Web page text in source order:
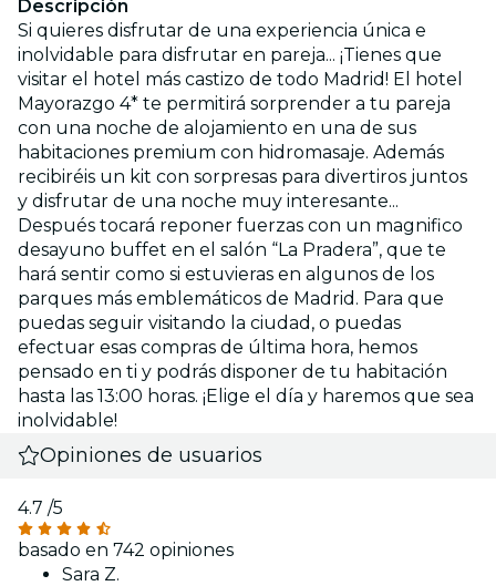
Descripción
Si quieres disfrutar de una experiencia única e
inolvidable para disfrutar en pareja... ¡Tienes que
visitar el hotel más castizo de todo Madrid! El hotel
Mayorazgo 4* te permitirá sorprender a tu pareja
con una noche de alojamiento en una de sus
habitaciones premium con hidromasaje. Además
recibiréis un kit con sorpresas para divertiros juntos
y disfrutar de una noche muy interesante...
Después tocará reponer fuerzas con un magnifico
desayuno buffet en el salón “La Pradera”, que te
hará sentir como si estuvieras en algunos de los
parques más emblemáticos de Madrid. Para que
puedas seguir visitando la ciudad, o puedas
efectuar esas compras de última hora, hemos
pensado en ti y podrás disponer de tu habitación
hasta las 13:00 horas. ¡Elige el día y haremos que sea
inolvidable!
Opiniones de usuarios
4.7 /5
basado en 742 opiniones
Sara Z.